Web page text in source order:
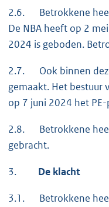
2.6. Betrokkene
De NBA heeft op 2
2024 is geboden.
2.7. Ook binnen
gemaakt. Het bestuur
op 7 juni 2024 het
2.8. Betrokkene
gebracht.
3. De klacht
3.1. Betrokkene heeft